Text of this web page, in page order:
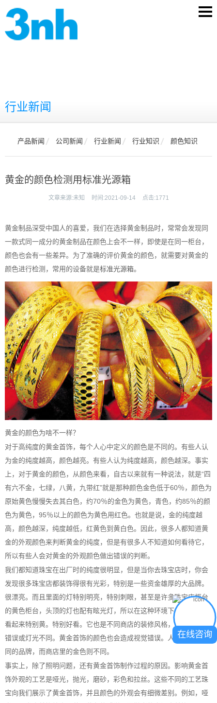
行业新闻
产品新闻 公司新闻 行业新闻 行业知识 颜色知识
黄金的颜色检测用标准光源箱
文章来源:未知 时间:2021-09-14 点击:1771
黄金制品深受中国人的喜爱，我们在选择黄金制品时，常常会发现同
一款式同一成分的黄金制品在颜色上会不一样，即使是在同一柜台，
颜色也会有一些差异。为了准确的评价黄金的颜色，就需要对黄金的
颜色进行检测，常用的设备就是标准光源箱。
黄金的颜色为啥不一样？
对于高纯度的黄金首饰，每个人心中定义的颜色是不同的。有些人认
为金的纯度越高，颜色越亮。有些人认为纯度越高，颜色越深。事实
上，对于黄金的颜色，从颜色来看，自古以来就有一种说法，就是“四
有六不金，七绿，八黄，九带红”就是那种颜色金色低于60％，颜色为
原始黄色慢慢失去其白色，约70％的金色为黄色，青色，约85％的颜
色为黄色，95％以上的颜色为黄色用红色。也就是说，金的纯度越
高，颜色越深，纯度越低，红黄色到黄白色。因此，很多人都知道黄
金的外观颜色来判断黄金的纯度，但是有很多人不知道如何看待它，
所以有些人会对黄金的外观颜色做出错误的判断。
我们都知道珠宝在出厂时的纯度很明显，但是当你去珠宝店时，你会
发现很多珠宝店都装饰得很有光彩，特别是一些资金雄厚的大品牌。
很漂亮。而且里面的灯特别明亮，特别刺眼，甚至是许多珠宝店柜台
的黄色柜台，头顶的灯也配有眩光灯，所以在这种环境下，黄金首饰
看起来特别黄。特别好看。它也是不同商店的装修风格，灯的颜色有
错误或灯光不同。黄金首饰的颜色也会造成视觉错误。人们感受到不
同的品牌，而商店里的金色则不同。
事实上，除了照明问题，还有黄金首饰制作过程的原因。影响黄金首
饰外观的工艺是哑光，抛光，磨砂，彩色和拉丝。这些不同的工艺珠
宝向我们展示了黄金首饰，并且颜色的外观会有细微差别。例如，哑
在线咨询